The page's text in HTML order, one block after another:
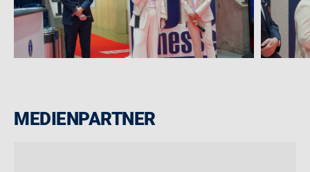
MEDIENPARTNER